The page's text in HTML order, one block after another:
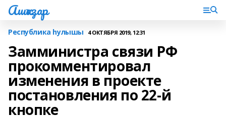
Ашҡаҙар
Республика һулышы 4 ОКТЯБРЯ 2019, 12:31
Замминистра связи РФ
прокомментировал
изменения в проекте
постановления по 22-й
кнопке